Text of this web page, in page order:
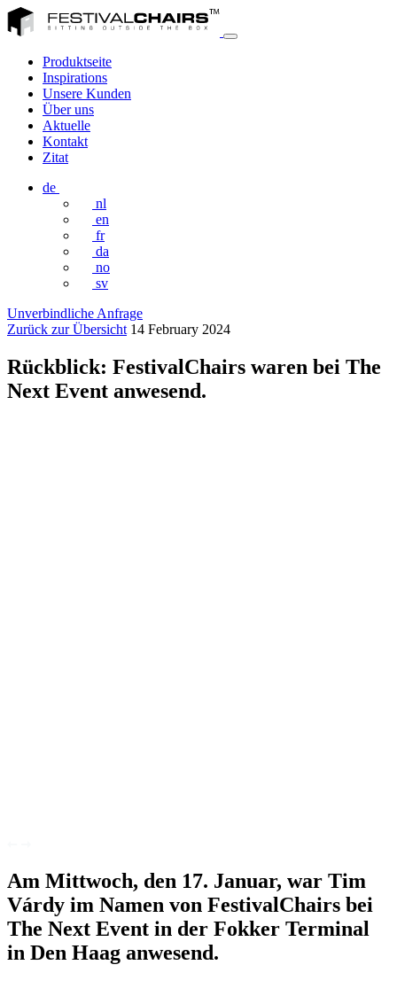
Produktseite
Inspirations
Unsere Kunden
Über uns
Aktuelle
Kontakt
Zitat
de
nl
en
fr
da
no
sv
Unverbindliche Anfrage
Zurück zur Übersicht 14 February 2024
Rückblick: FestivalChairs waren bei The
Next Event anwesend.
Am Mittwoch, den 17. Januar, war Tim
Várdy im Namen von FestivalChairs bei
The Next Event in der Fokker Terminal
in Den Haag anwesend.